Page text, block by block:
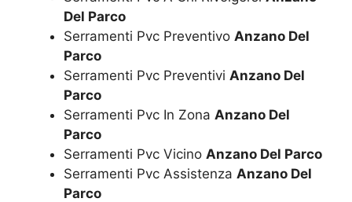
Del Parco
Serramenti Pvc Preventivo Anzano Del
Parco
Serramenti Pvc Preventivi Anzano Del
Parco
Serramenti Pvc In Zona Anzano Del
Parco
Serramenti Pvc Vicino Anzano Del Parco
Serramenti Pvc Assistenza Anzano Del
Parco